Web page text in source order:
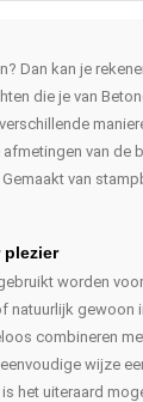
Dan kan je
die je van
van de
van
plezier
worden
gewoon
combineren
wijze
het uiteraard